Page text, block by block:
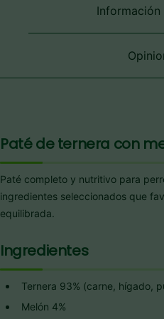
página
la
página
producto
Información
Paté de ternera con
Paté completo y nutritivo para
ingredientes seleccionados que
equilibrada.
Ingredientes
Ternera 93% (carne, hígado,
Melón 4%